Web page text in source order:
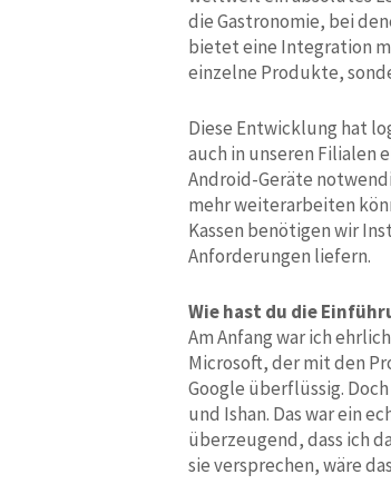
die Gastronomie, bei
bietet eine Integration
einzelne Produkte,
Diese Entwicklung hat
auch in unseren Filialen
Android-Geräte
mehr weiterarbeiten
Kassen benötigen wir
Anforderungen liefern.
Wie hast du die
Am Anfang war ich
Microsoft, der mit den
Google überflüssig.
und Ishan. Das war ein
überzeugend, dass ich
sie versprechen, wäre